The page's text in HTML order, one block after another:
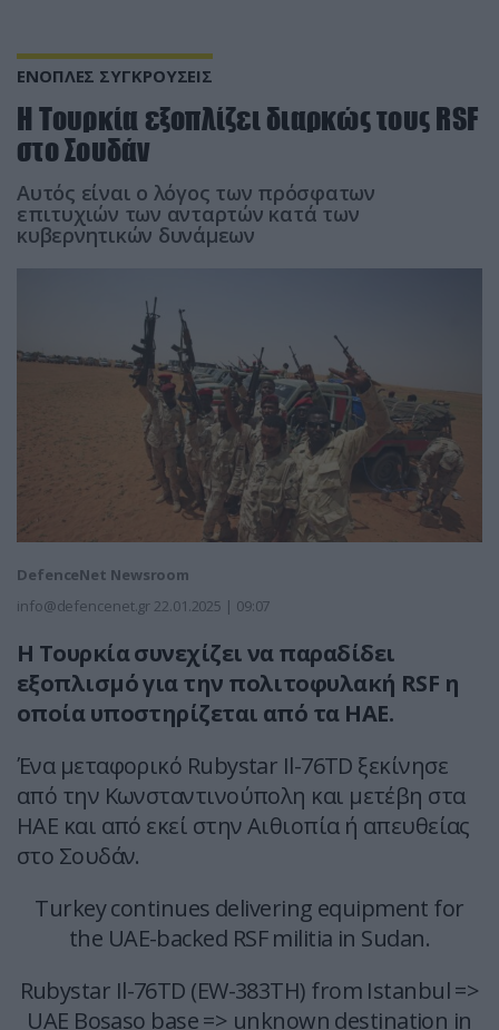
ΕΝΟΠΛΕΣ ΣΥΓΚΡΟΥΣΕΙΣ
H Toυρκία εξοπλίζει διαρκώς τους RSF
στο Σουδάν
Αυτός είναι ο λόγος των πρόσφατων
επιτυχιών των ανταρτών κατά των
κυβερνητικών δυνάμεων
DefenceNet Newsroom
info@defencenet.gr 22.01.2025 | 09:07
Η Τουρκία συνεχίζει να παραδίδει
εξοπλισμό για την πολιτοφυλακή RSF η
οποία υποστηρίζεται από τα ΗΑΕ.
Ένα μεταφορικό Rubystar Il-76TD ξεκίνησε
από την Κωνσταντινούπολη και μετέβη στα
ΗΑΕ και από εκεί στην Αιθιοπία ή απευθείας
στο Σουδάν.
Turkey continues delivering equipment for
the UAE-backed RSF militia in Sudan.
Rubystar Il-76TD (EW-383TH) from Istanbul =>
UAE Bosaso base => unknown destination in